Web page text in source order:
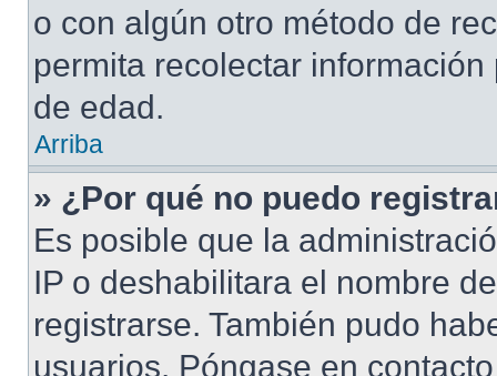
o con algún otro método de
permita recolectar
de edad.
Arriba
» ¿Por qué no puedo
Es posible que la
IP o deshabilitara el nombre
registrarse. También pudo
usuarios. Póngase en